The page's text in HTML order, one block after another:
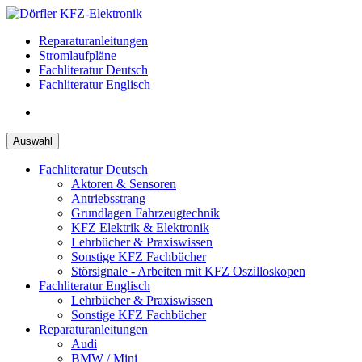
Zum
springenReparaturanleitungen
Stromlaufpläne
Fachliteratur Deutsch
Fachliteratur Englisch
Auswahl
Fachliteratur Deutsch
Aktoren & Sensoren
Antriebsstrang
Grundlagen Fahrzeugtechnik
KFZ Elektrik & Elektronik
Lehrbücher & Praxiswissen
Sonstige KFZ Fachbücher
Störsignale - Arbeiten mit KFZ Oszilloskopen
Fachliteratur Englisch
Lehrbücher & Praxiswissen
Sonstige KFZ Fachbücher
Reparaturanleitungen
Audi
BMW / Mini